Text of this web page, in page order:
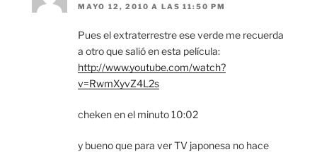
MAYO 12, 2010 A LAS 11:50 PM
Pues el extraterrestre ese verde me recuerda
a otro que salió en esta película:
http://www.youtube.com/watch?
v=RwmXyvZ4L2s
cheken en el minuto 10:02
y bueno que para ver TV japonesa no hace